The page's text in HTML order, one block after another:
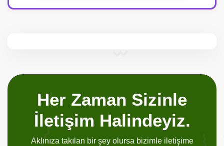
Her Zaman Sizinle
İletişim Halindeyiz.
Aklınıza takılan bir şey olursa bizimle iletişime